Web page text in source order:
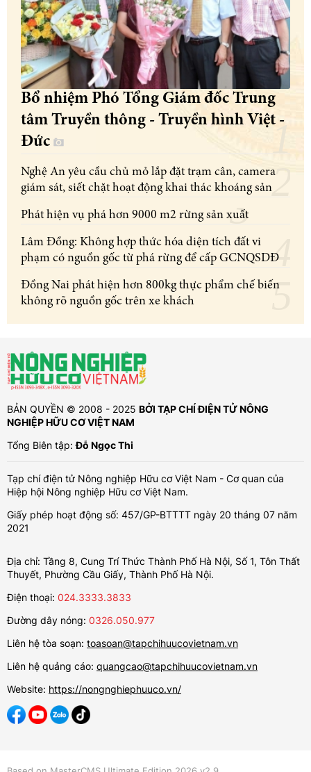
Bổ nhiệm Phó Tổng Giám đốc Trung
tâm Truyền thông - Truyền hình Việt -
Đức
Nghệ An yêu cầu chủ mỏ lắp đặt trạm cân, camera
giám sát, siết chặt hoạt động khai thác khoáng sản
Phát hiện vụ phá hơn 9000 m2 rừng sản xuất
Lâm Đồng: Không hợp thức hóa diện tích đất vi
phạm có nguồn gốc từ phá rừng để cấp GCNQSDĐ
Đồng Nai phát hiện hơn 800kg thực phẩm chế biến
không rõ nguồn gốc trên xe khách
BẢN QUYỀN © 2008 - 2025 BỞI TẠP CHÍ ĐIỆN TỬ NÔNG
NGHIỆP HỮU CƠ VIỆT NAM
Tổng Biên tập:Đỗ Ngọc Thi
Tạp chí điện tử Nông nghiệp Hữu cơ Việt Nam - Cơ quan của
Hiệp hội Nông nghiệp Hữu cơ Việt Nam.
Giấy phép hoạt động số: 457/GP-BTTTT ngày 20 tháng 07 năm
2021
Địa chỉ: Tầng 8, Cung Trí Thức Thành Phố Hà Nội, Số 1, Tôn Thất
Thuyết, Phường Cầu Giấy, Thành Phố Hà Nội.
Điện thoại: 024.3333.3833
Đường dây nóng: 0326.050.977
Liên hệ tòa soạn: toasoan@tapchihuucovietnam.vn
Liên hệ quảng cáo: quangcao@tapchihuucovietnam.vn
Website: https://nongnghiephuuco.vn/